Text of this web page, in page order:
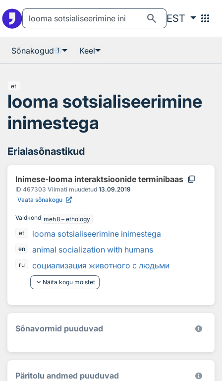
search EST apps
Sõnakogud 1 Keel
et
looma sotsialiseerimine
inimestega
Erialasõnastikud
Inimese-looma interaktsioonide terminibaas content_copy
ID 467303 Viimati muudetud 13.09.2019
Vaata sõnakogu
Valdkond meh8 – ethology
et
looma sotsialiseerimine inimestega
en animal socialization with humans
ru
социализация животного с людьми
keyboard_arrow_down Näita kogu mõistet
Sõnavormid puuduvad
Päritolu andmed puuduvad